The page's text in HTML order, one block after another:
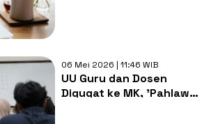
06 Mei 2026 | 11:46 WIB
UU Guru dan Dosen
Digugat ke MK, 'Pahlawan